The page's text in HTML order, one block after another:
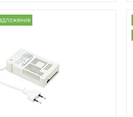
Купить в 1 клик